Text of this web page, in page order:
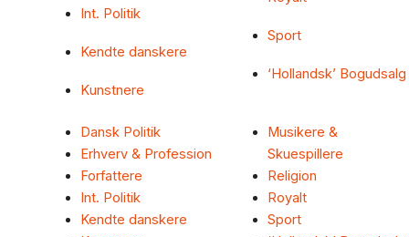
Int. Politik
Kendte danskere
Kunstnere
Sport
‘Hollandsk’ Bogudsalg
Dansk Politik
Erhverv & Profession
Forfattere
Int. Politik
Kendte danskere
Musikere &
Skuespillere
Religion
Royalt
Sport